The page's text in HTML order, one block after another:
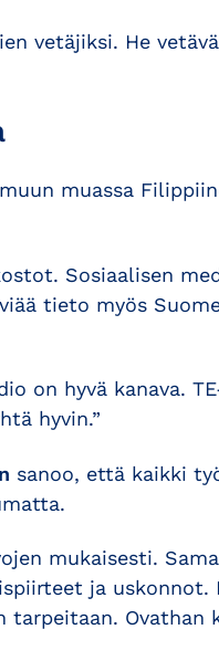
vetäjiksi. He
muassa
Sosiaalisen
tieto myös
on hyvä kanava.
hyvin.”
sanoo, että kaikki
mukaisesti.
ja uskonnot.
tarpeitaan. Ovathan